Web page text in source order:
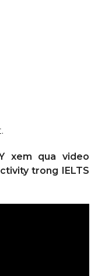
xem qua video
trong IELTS